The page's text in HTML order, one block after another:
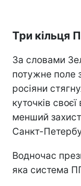
Три кільця
За словами
потужне поле
росіяни
куточків
менший
Санкт-
Водночас
яка система